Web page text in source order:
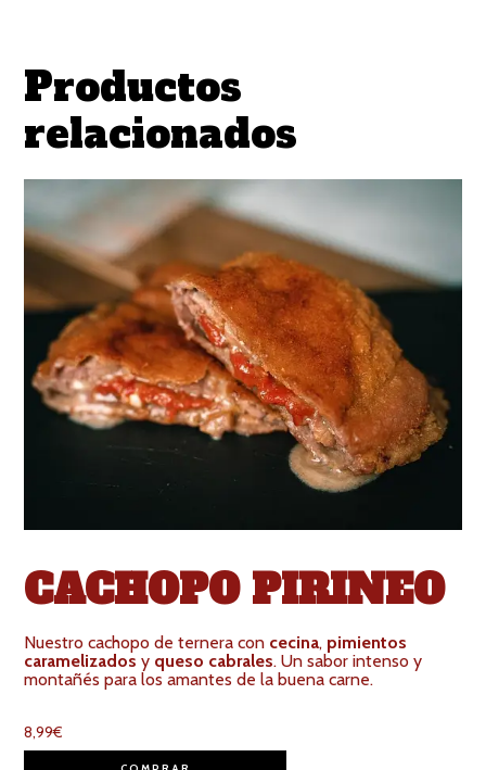
Productos
relacionados
CACHOPO PIRINEO
Nuestro cachopo de ternera con cecina, pimientos
caramelizados y queso cabrales. Un sabor intenso y
montañés para los amantes de la buena carne.
8,99€